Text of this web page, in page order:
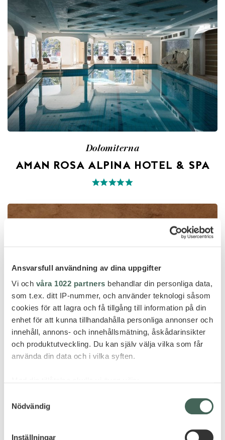
Ansvarsfull användning av dina uppgifter
Vi och våra 1022 partners behandlar din personliga data,
som t.ex. ditt IP-nummer, och använder teknologi såsom
cookies för att lagra och få tillgång till information på din
enhet för att kunna tillhandahålla personliga annonser och
innehåll, annons- och innehållsmätning, åskådarinsikter
och produktutveckling. Du kan själv välja vilka som får
använda din data och i vilka syften.
som kan ha en noggrannhet på upp till flera meter
Nödvändig
Inställningar
Dolomiterna
AMAN ROSA ALPINA HOTEL & SPA